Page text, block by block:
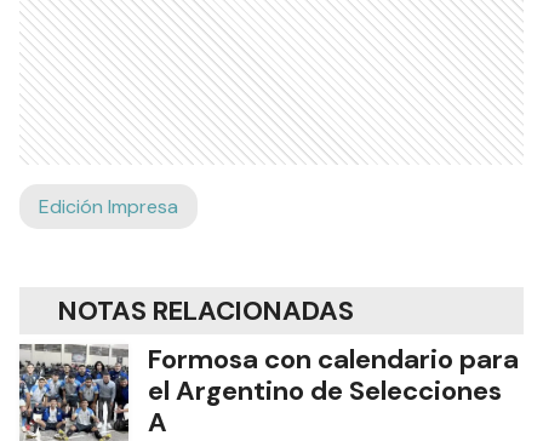
Edición Impresa
NOTAS RELACIONADAS
Formosa con calendario para
el Argentino de Selecciones
A